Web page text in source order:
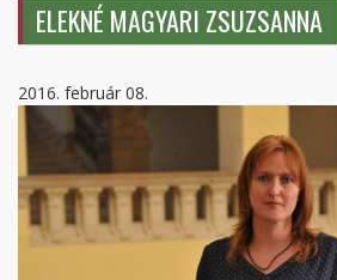
ELEKNÉ MAGYARI ZSUZSANNA
2016. február 08.